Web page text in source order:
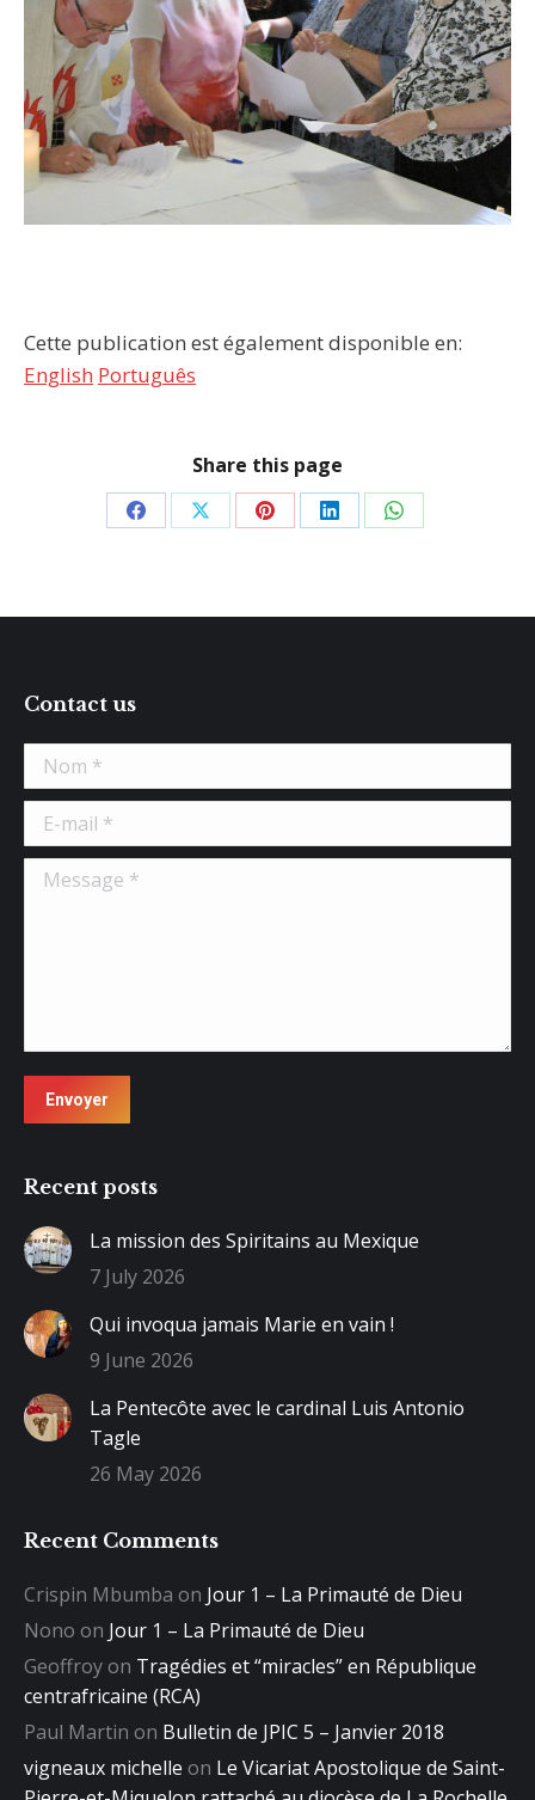
Cette publication est également disponible en:
English Português
Share this page
PartagerPartagerPartagerPartagerPartager
Contact us
Nom *
E-mail *
Message *
Envoyer
Recent posts
La mission des Spiritains au Mexique
7 July 2026
Qui invoqua jamais Marie en vain !
9 June 2026
La Pentecôte avec le cardinal Luis Antonio
Tagle
26 May 2026
Recent Comments
Crispin Mbumba on Jour 1 – La Primauté de Dieu
Nono on Jour 1 – La Primauté de Dieu
Geoffroyon Tragédies et “miracles” en République
centrafricaine (RCA)
Paul Martin on Bulletin de JPIC 5 – Janvier 2018
vigneaux michelle on Le Vicariat Apostolique de Saint-